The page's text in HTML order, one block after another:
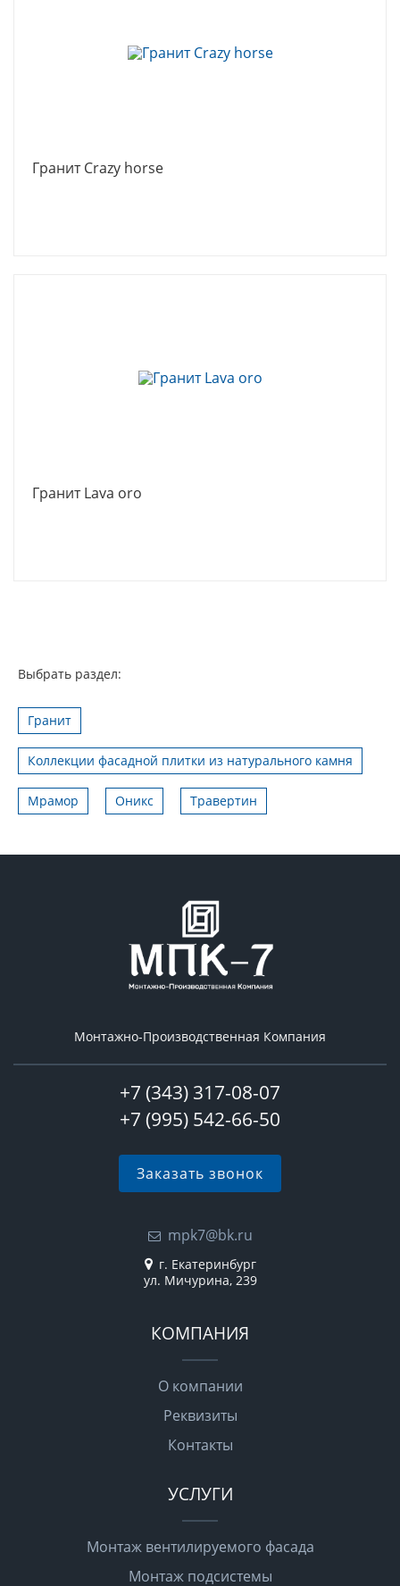
Гранит Crazy horse
Гранит Lava oro
Выбрать раздел:
Гранит
Коллекции фасадной плитки из натурального камня
Мрамор Оникс Травертин
Монтажно-Производственная Компания
+7 (343) 317-08-07
+7 (995) 542-66-50
Заказать звонок
mpk7@bk.ru
г. Екатеринбург
ул. Мичурина, 239
КОМПАНИЯ
О компании
Реквизиты
Контакты
УСЛУГИ
Монтаж вентилируемого фасада
Монтаж подсистемы